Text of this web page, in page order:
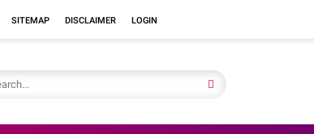
SITEMAP DISCLAIMER LOGIN